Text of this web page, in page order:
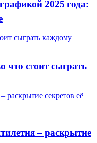
2025 года:
сыграть каждому
что стоит сыграть
раскрытие секретов её
– раскрытие